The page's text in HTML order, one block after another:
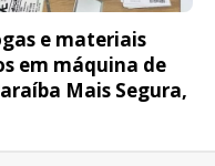
e materiais
em máquina de
Mais Segura,